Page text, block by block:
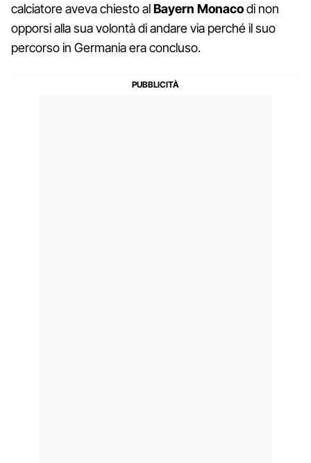
calciatore aveva chiesto alBayern Monacodi non
opporsi alla sua volontà di andare via perché il suo
percorso in Germania era concluso.